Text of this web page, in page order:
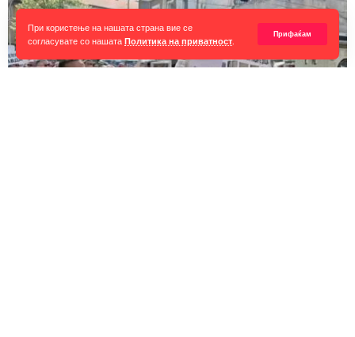
При користење на нашата страна вие се
согласувате со нашата Политика на приватност
Прифаќам